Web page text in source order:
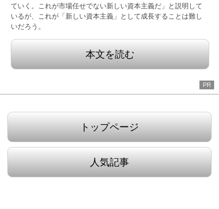
ていく。これが市場任せでない新しい資本主義だ」と説明して
いるが、これが「新しい資本主義」として成長することは難し
いだろう。
本文を読む
PR
トップページ
人気記事